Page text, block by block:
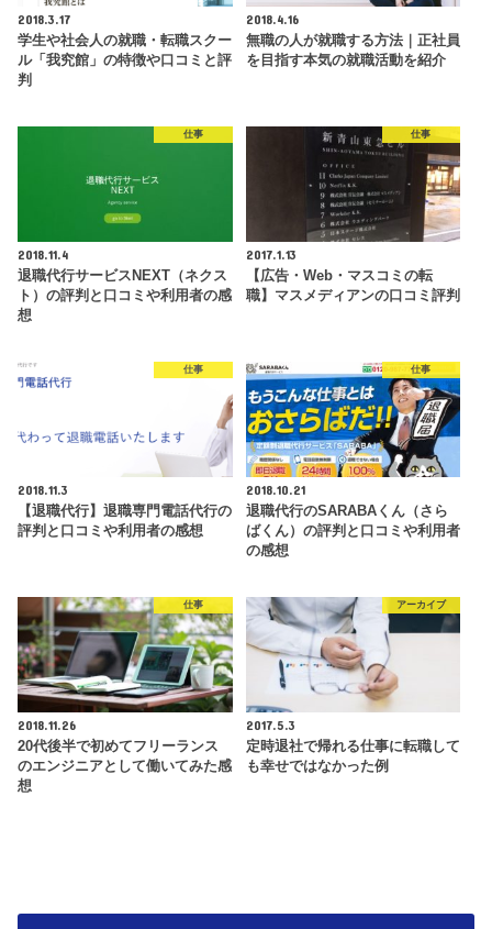
2018.3.17
学生や社会人の就職・転職スクー
ル「我究館」の特徴や口コミと評
判
2018.4.16
無職の人が就職する方法｜正社員
を目指す本気の就職活動を紹介
仕事
2018.11.4
退職代行サービスNEXT（ネクス
ト）の評判と口コミや利用者の感
想
仕事
2017.1.13
【広告・Web・マスコミの転
職】マスメディアンの口コミ評判
仕事
2018.11.3
【退職代行】退職専門電話代行の
評判と口コミや利用者の感想
仕事
2018.10.21
退職代行のSARABAくん（さら
ばくん）の評判と口コミや利用者
の感想
仕事
2018.11.26
20代後半で初めてフリーランス
のエンジニアとして働いてみた感
想
アーカイブ
2017.5.3
定時退社で帰れる仕事に転職して
も幸せではなかった例